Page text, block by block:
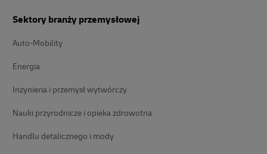
Sektory branży przemysłowej
Auto-Mobility
Energia
Inżynieria i przemysł wytwórczy
Nauki przyrodnicze i opieka zdrowotna
Handlu detalicznego i mody